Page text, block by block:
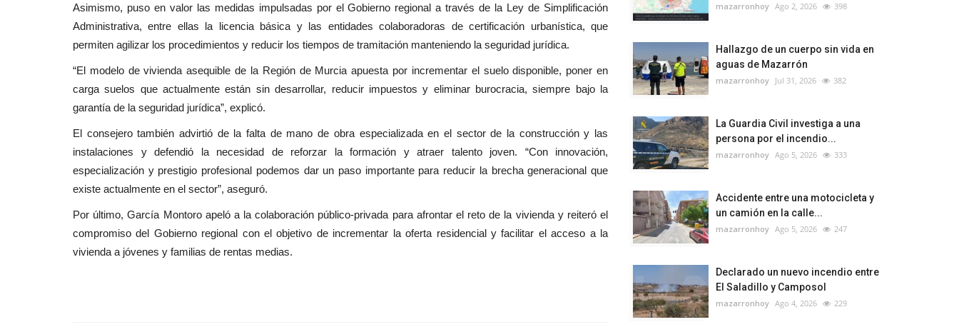
Asimismo, puso en valor las medidas impulsadas por el Gobierno regional a través de la Ley de Simplificación
Administrativa, entre ellas la licencia básica y las entidades colaboradoras de certificación urbanística, que
permiten agilizar los procedimientos y reducir los tiempos de tramitación manteniendo la seguridad jurídica.
“El modelo de vivienda asequible de la Región de Murcia apuesta por incrementar el suelo disponible, poner en
carga suelos que actualmente están sin desarrollar, reducir impuestos y eliminar burocracia, siempre bajo la
garantía de la seguridad jurídica”, explicó.
El consejero también advirtió de la falta de mano de obra especializada en el sector de la construcción y las
instalaciones y defendió la necesidad de reforzar la formación y atraer talento joven. “Con innovación,
especialización y prestigio profesional podemos dar un paso importante para reducir la brecha generacional que
existe actualmente en el sector”, aseguró.
Por último, García Montoro apeló a la colaboración público-privada para afrontar el reto de la vivienda y reiteró el
compromiso del Gobierno regional con el objetivo de incrementar la oferta residencial y facilitar el acceso a la
vivienda a jóvenes y familias de rentas medias.
mazarronhoy Ago 2, 2026 398
Hallazgo de un cuerpo sin vida en
aguas de Mazarrón
mazarronhoy Jul 31, 2026 382
La Guardia Civil investiga a una
persona por el incendio...
mazarronhoy Ago 5, 2026 333
Accidente entre una motocicleta y
un camión en la calle...
mazarronhoy Ago 5, 2026 247
Declarado un nuevo incendio entre
El Saladillo y Camposol
mazarronhoy Ago 4, 2026 229